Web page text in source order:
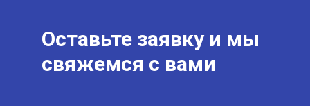
Оставьте заявку и мы
свяжемся с вами